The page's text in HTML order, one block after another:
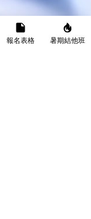
報名表格 暑期結他班